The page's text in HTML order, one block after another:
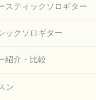
スティックソロギター
ックソロギター
紹介・比較
ン